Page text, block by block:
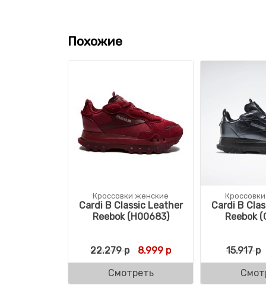
Похожие
Кроссовки женские
Cardi B Classic Leather
Reebok (H00683)
22.279р Первоначальная цена
8.999 рТекущая цена:
Смотреть
Cardi B
Reebok
15.917р